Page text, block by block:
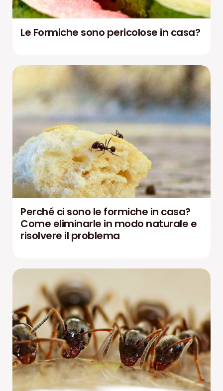
Le Formiche sono pericolose in casa?
Perché ci sono le formiche in casa?
Come eliminarle in modo naturale e
risolvere il problema